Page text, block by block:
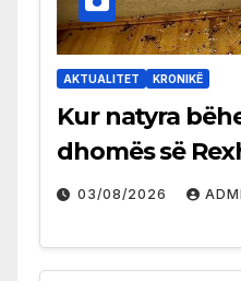
AKTUALITET KRONIKË
Kur natyra
dhomës së
03/08/2026